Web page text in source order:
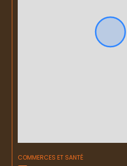
COMMERCES ET SANTÉ